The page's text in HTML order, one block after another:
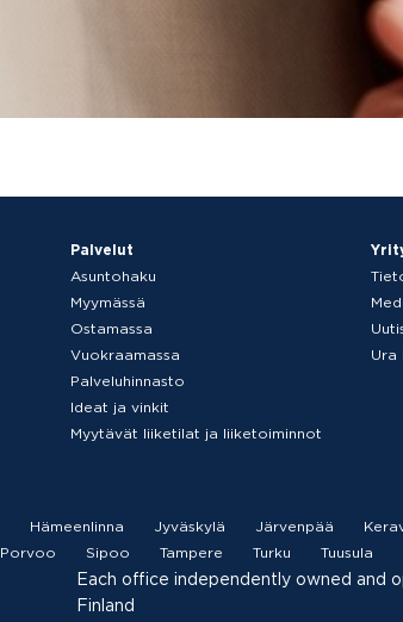
Palvelut
Asuntohaku
Myymässä
Ostamassa
Vuokraamassa
Palveluhinnasto
Ideat ja vinkit
Myytävät liiketilat ja liiketoiminnot
Ura
Hämeenlinna Jyväskylä Järvenpää
Porvoo Sipoo Tampere Turku Tuusula
Each office independently owned and
Finland